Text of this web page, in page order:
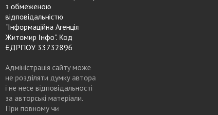
з обмеженою
відповідальністю
"Інформаційна Агенція
Житомир Інфо". Код
ЄДРПОУ 33732896
Адміністрація сайту може
не розділяти думку автора
і не несе відповідальності
за авторські матеріали.
При повному чи